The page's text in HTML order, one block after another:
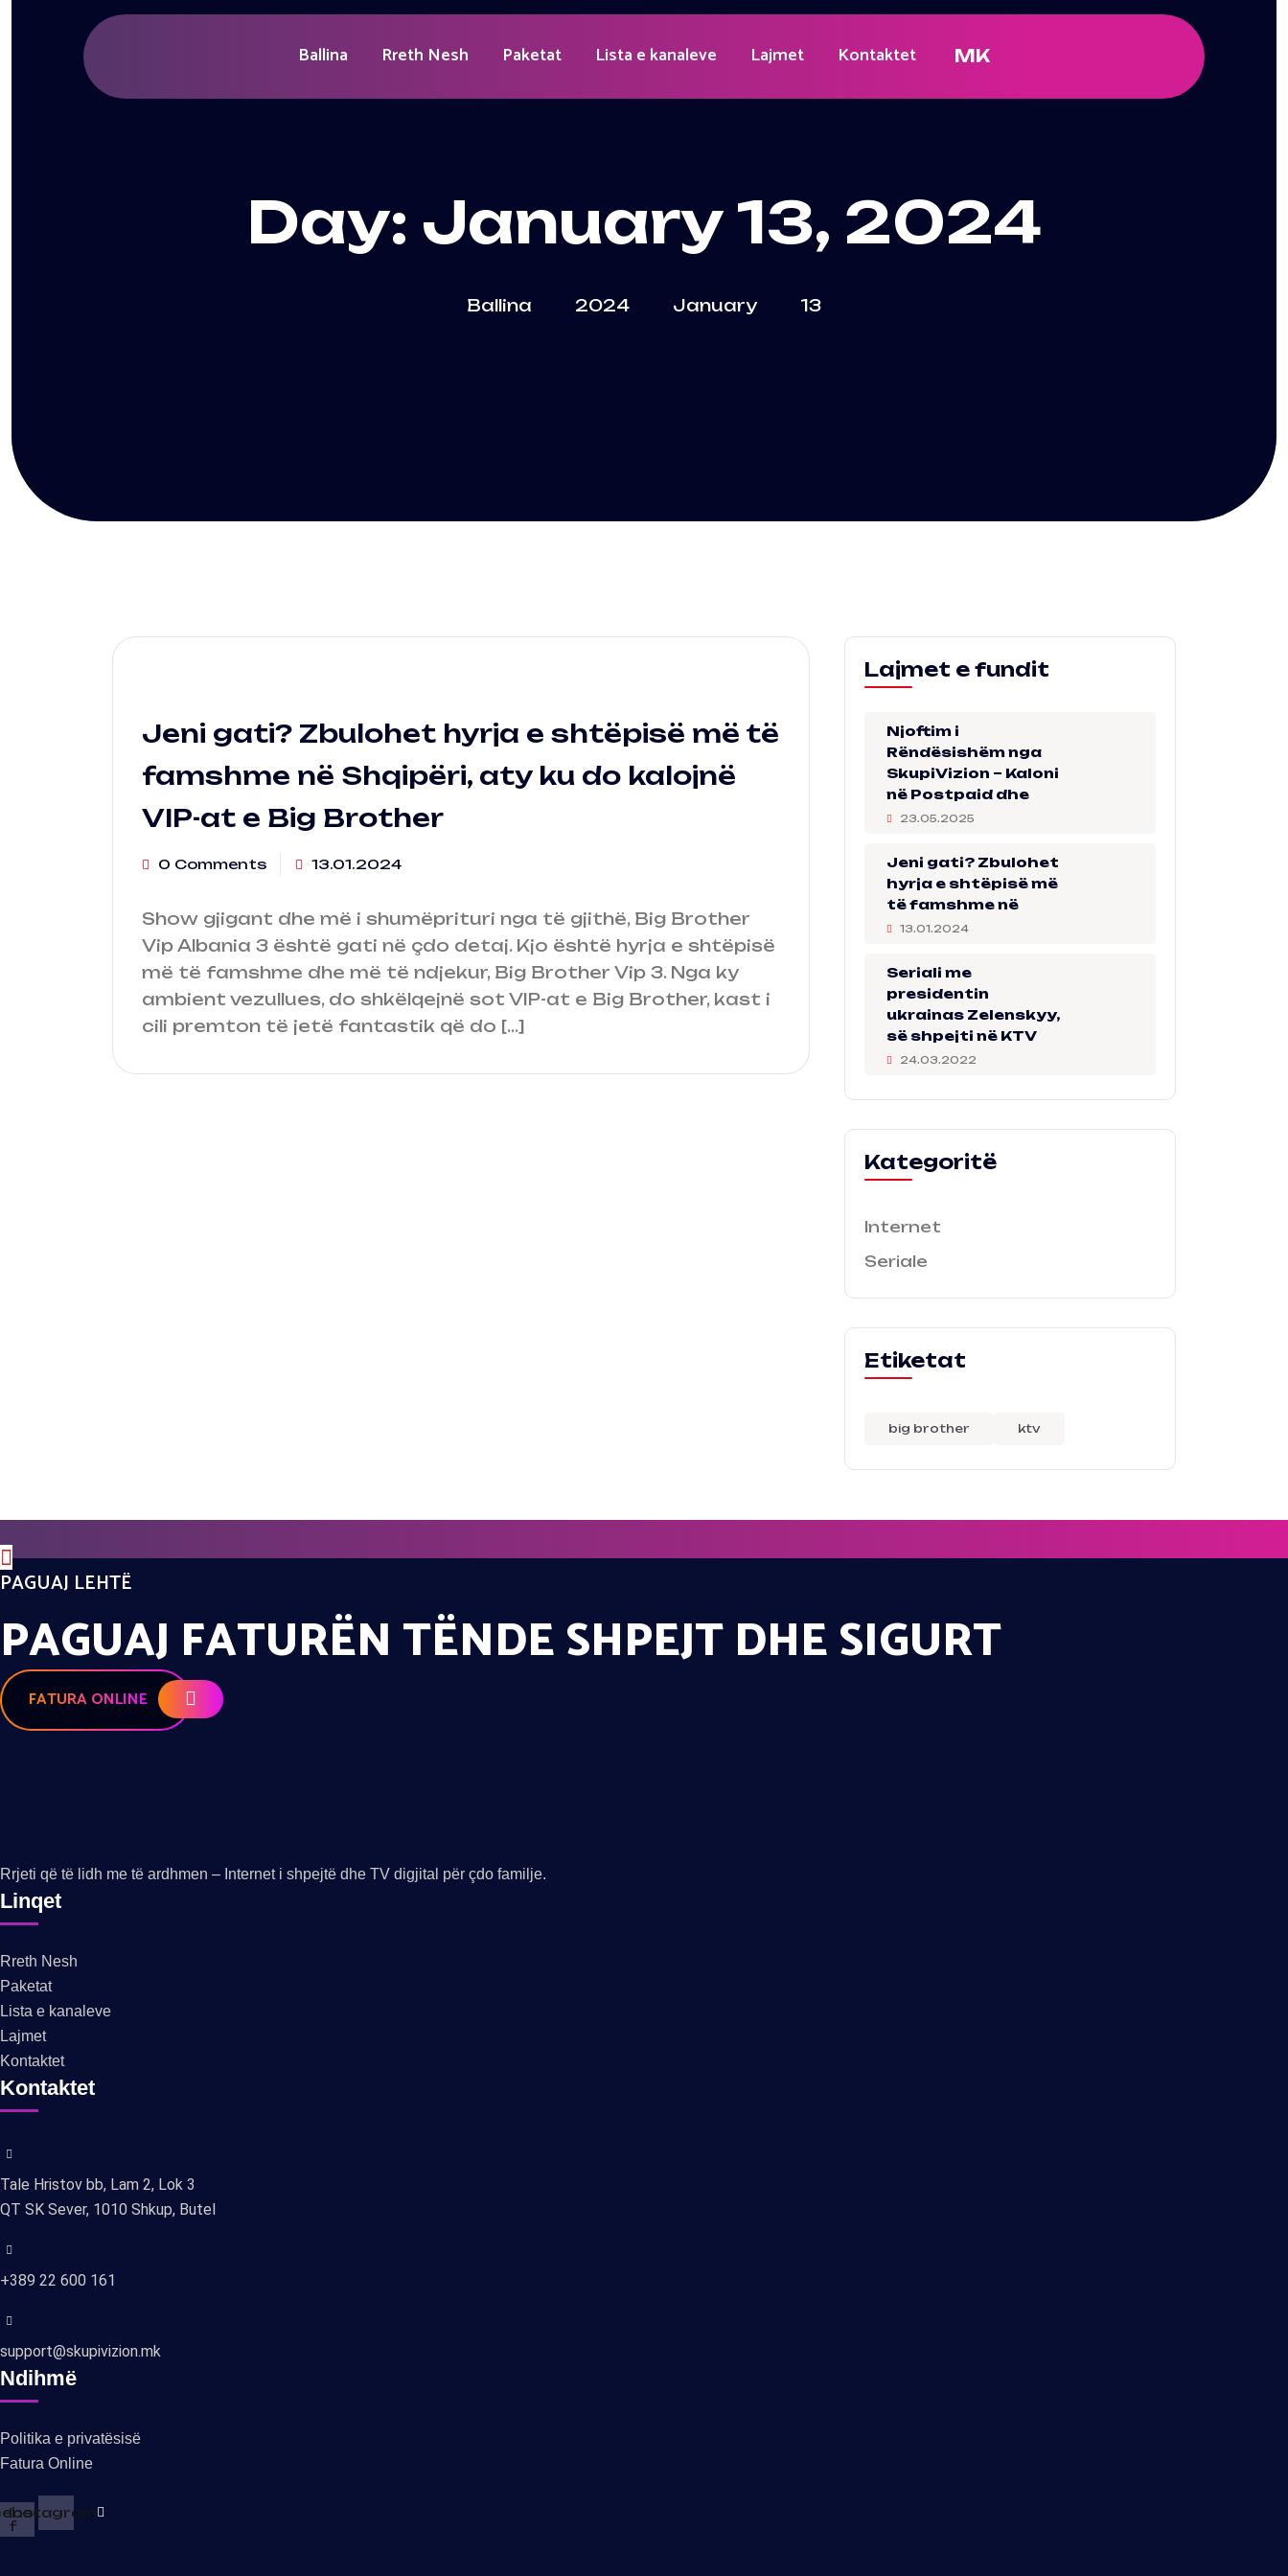
Ballina Rreth Nesh Paketat Lista e kanaleve Lajmet Kontaktet MK
Day: January 13, 2024
Ballina 2024 January 13
Jeni gati? Zbulohet hyrja e shtëpisë më të
famshme në Shqipëri, aty ku do kalojnë
VIP-at e Big Brother
0 Comments 13.01.2024
Show gjigant dhe më i shumëprituri nga të gjithë, Big Brother
Vip Albania 3 është gati në çdo detaj. Kjo është hyrja e shtëpisë
më të famshme dhe më të ndjekur, Big Brother Vip 3. Nga ky
ambient vezullues, do shkëlqejnë sot VIP-at e Big Brother, kast i
cili premton të jetë fantastik që do […]
Lajmet e fundit
Njoftim i
Rëndësishëm nga
SkupiVizion – Kaloni
në Postpaid dhe
23.05.2025
Jeni gati? Zbulohet
hyrja e shtëpisë më
të famshme në
13.01.2024
Seriali me
presidentin
ukrainas Zelenskyy,
së shpejti në KTV
24.03.2022
Kategoritë
Internet
Seriale
Etiketat
big brother ktv
PAGUAJ LEHTË
PAGUAJ FATURËN TËNDE SHPEJT DHE SIGURT
FATURA ONLINE
Rrjeti që të lidh me të ardhmen – Internet i shpejtë dhe TV digjital për çdo familje.
Linqet
Rreth Nesh
Paketat
Lista e kanaleve
Lajmet
Kontaktet
Kontaktet
Tale Hristov bb, Lam 2, Lok 3
QT SK Sever, 1010 Shkup, Butel
+389 22 600 161
support@skupivizion.mk
Ndihmë
Politika e privatësisë
Fatura Online
f
Instagram